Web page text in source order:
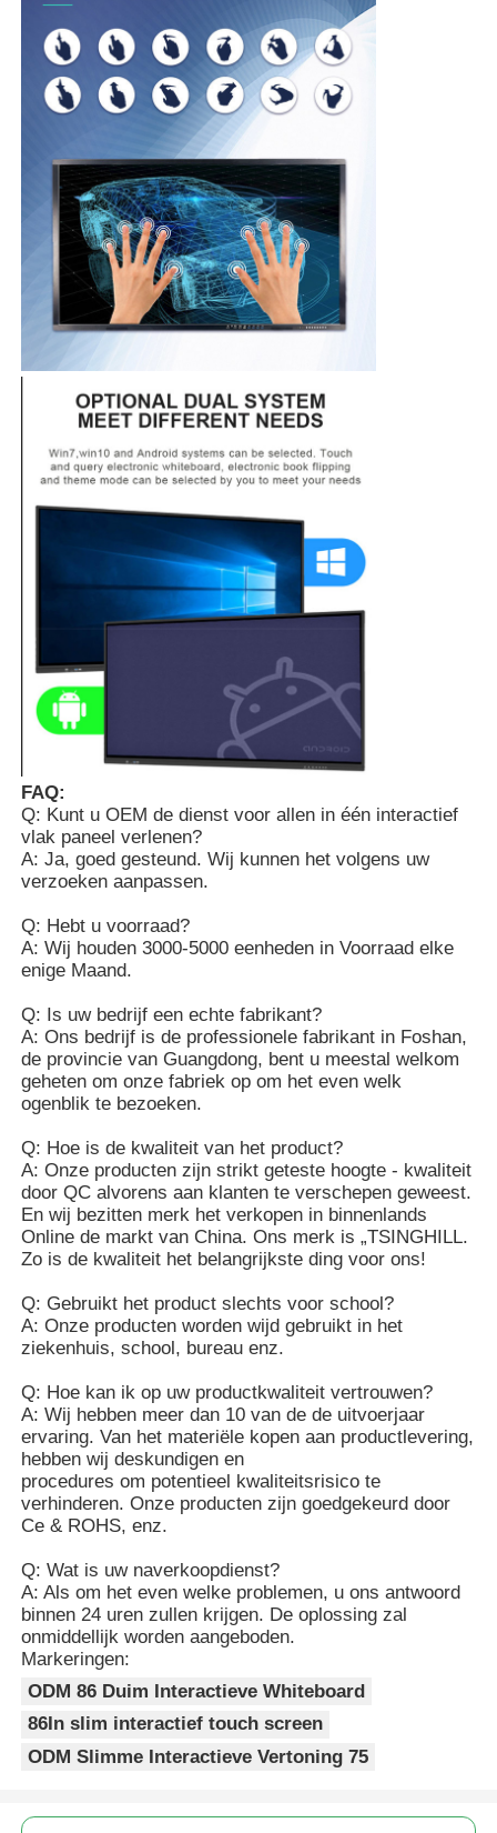
Slim Nano Bord
Vergaderzaal Interactieve Vertoning
Digitale Interactieve Slimme Raad
Verticale Digitale Signage
Vloer die Interactieve Kiosk bevinden zich
interactief vlak paneel
Horizontale Touch screenkiosk
Interactieve whiteboard van IRL
Intelligent Bord
Conferentie Interactief Vlak Comité
FAQ:
Q: Kunt u OEM de dienst voor allen in één interactief
vlak paneel verlenen?
A: Ja, goed gesteund. Wij kunnen het volgens uw
verzoeken aanpassen.
Q: Hebt u voorraad?
A: Wij houden 3000-5000 eenheden in Voorraad elke
enige Maand.
Q: Is uw bedrijf een echte fabrikant?
A: Ons bedrijf is de professionele fabrikant in Foshan,
de provincie van Guangdong, bent u meestal welkom
geheten om onze fabriek op om het even welk
ogenblik te bezoeken.
Q: Hoe is de kwaliteit van het product?
A: Onze producten zijn strikt geteste hoogte - kwaliteit
door QC alvorens aan klanten te verschepen geweest.
En wij bezitten merk het verkopen in binnenlands
Online de markt van China. Ons merk is „TSINGHILL.
Zo is de kwaliteit het belangrijkste ding voor ons!
Q: Gebruikt het product slechts voor school?
A: Onze producten worden wijd gebruikt in het
ziekenhuis, school, bureau enz.
Q: Hoe kan ik op uw productkwaliteit vertrouwen?
A: Wij hebben meer dan 10 van de de uitvoerjaar
ervaring. Van het materiële kopen aan productlevering,
hebben wij deskundigen en
procedures om potentieel kwaliteitsrisico te
verhinderen. Onze producten zijn goedgekeurd door
Ce & ROHS, enz.
Q: Wat is uw naverkoopdienst?
A: Als om het even welke problemen, u ons antwoord
binnen 24 uren zullen krijgen. De oplossing zal
onmiddellijk worden aangeboden.
Markeringen:
ODM 86 Duim Interactieve Whiteboard
86In slim interactief touch screen
ODM Slimme Interactieve Vertoning 75